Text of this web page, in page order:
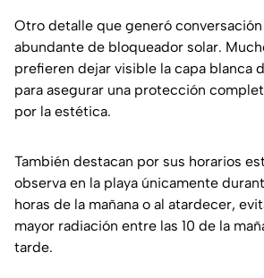
Otro detalle que generó
abundante de bloqueador solar.
prefieren dejar visible la capa blanca
para asegurar una protección
por la estética.
También destacan por sus horarios
observa en la playa únicamente
horas de la mañana o al atardecer,
mayor radiación entre las 10 de la
tarde.